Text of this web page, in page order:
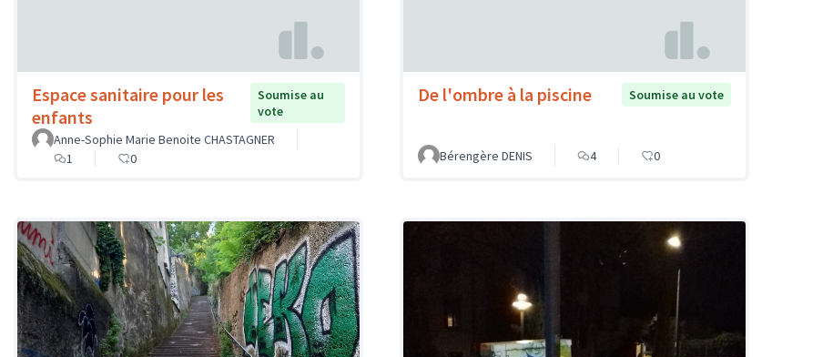
Espace sanitaire pour les
enfants
Soumise au
vote
Anne-Sophie Marie Benoite CHASTAGNER
1
0
De l'ombre à la piscine Soumise au vote
Bérengère DENIS 4 0